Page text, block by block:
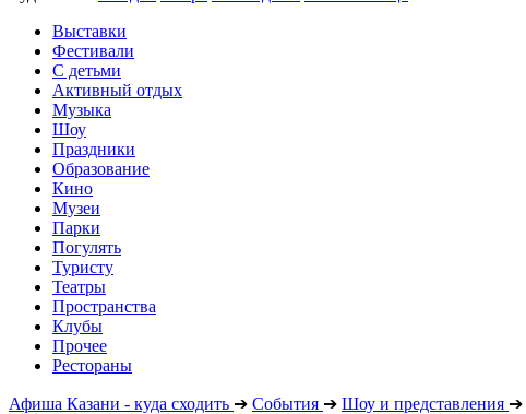
Выставки
Фестивали
С детьми
Активный отдых
Музыка
Шоу
Праздники
Образование
Кино
Музеи
Парки
Погулять
Туристу
Театры
Пространства
Клубы
Прочее
Рестораны
Афиша Казани - куда сходить ➔ События ➔ Шоу и представления ➔